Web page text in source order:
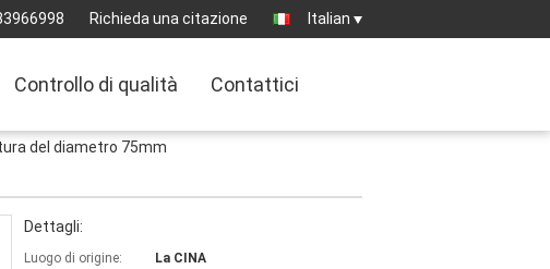
Richieda una citazione Italian
Controllo di qualità Contattici
del diametro 75mm
Dettagli:
Luogo di origine:
La CINA